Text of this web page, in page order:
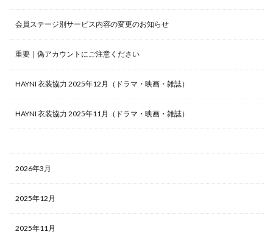
会員ステージ別サービス内容の変更のお知らせ
重要｜偽アカウントにご注意ください
HAYNI 衣装協力 2025年12月（ドラマ・映画・雑誌）
HAYNI 衣装協力 2025年11月（ドラマ・映画・雑誌）
2026年3月
2025年12月
2025年11月